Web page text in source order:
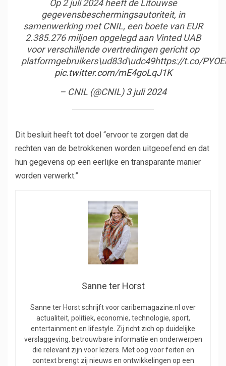
Op 2 juli 2024 heeft de Litouwse
gegevensbeschermingsautoriteit, in
samenwerking met CNIL, een boete van EUR
2.385.276 miljoen opgelegd aan Vinted UAB
voor verschillende overtredingen gericht op
platformgebruikers\ud83d\udc49https://t.co/
pic.twitter.com/mE4goLqJ1K
– CNIL (@CNIL)3 juli 2024
Dit besluit heeft tot doel “ervoor te zorgen dat de
rechten van de betrokkenen worden uitgeoefend en dat
hun gegevens op een eerlijke en transparante manier
worden verwerkt.”
Sanne ter Horst
Sanne ter Horst schrijft voor caribemagazine.nl over
actualiteit, politiek, economie, technologie, sport,
entertainment en lifestyle. Zij richt zich op duidelijke
verslaggeving, betrouwbare informatie en onderwerpen
die relevant zijn voor lezers. Met oog voor feiten en
context brengt zij nieuws en ontwikkelingen op een